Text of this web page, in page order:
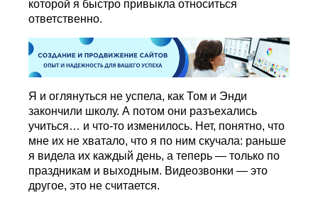
которой я быстро привыкла относиться
ответственно.
Я и оглянуться не успела, как Том и Энди
закончили школу. А потом они разъехались
учиться… и что-то изменилось. Нет, понятно, что
мне их не хватало, что я по ним скучала: раньше
я видела их каждый день, а теперь — только по
праздникам и выходным. Видеозвонки — это
другое, это не считается.